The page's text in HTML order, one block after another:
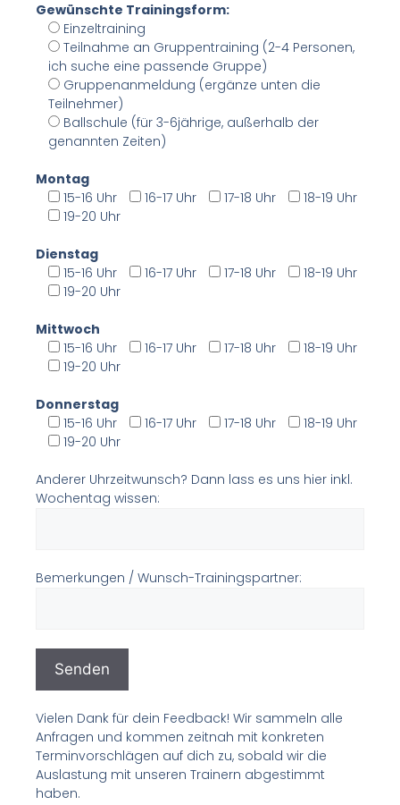
Gewünschte Trainingsform:
Einzeltraining
Teilnahme an Gruppentraining (2-4 Personen,
ich suche eine passende Gruppe)
Gruppenanmeldung (ergänze unten die
Teilnehmer)
Ballschule (für 3-6jährige, außerhalb der
genannten Zeiten)
Montag
15-16 Uhr
16-17 Uhr 17-18 Uhr
18-19 Uhr
19-20 Uhr
Dienstag
15-16 Uhr
16-17 Uhr 17-18 Uhr
18-19 Uhr
19-20 Uhr
Mittwoch
15-16 Uhr
16-17 Uhr 17-18 Uhr
18-19 Uhr
19-20 Uhr
Donnerstag
15-16 Uhr
16-17 Uhr 17-18 Uhr
18-19 Uhr
19-20 Uhr
Anderer Uhrzeitwunsch? Dann lass es uns hier inkl.
Wochentag wissen:
Bemerkungen / Wunsch-Trainingspartner:
Vielen Dank für dein Feedback! Wir sammeln alle
Anfragen und kommen zeitnah mit konkreten
Terminvorschlägen auf dich zu, sobald wir die
Auslastung mit unseren Trainern abgestimmt
haben.